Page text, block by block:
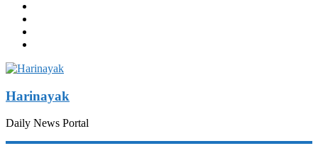
Harinayak
Daily News Portal